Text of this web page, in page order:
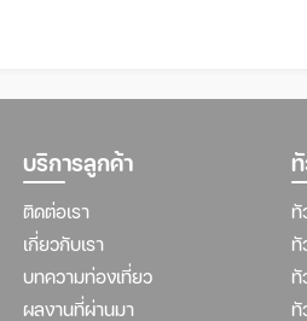
บริการลูกค้า
ติดต่อเรา
เกี่ยวกับเรา
บทความท่องเที่ยว
ผลงานที่ผ่านมา
ทั
ทั
ทั
ทั